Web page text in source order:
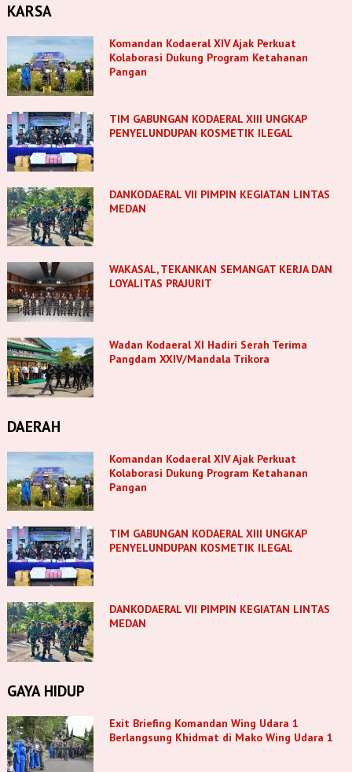
KARSA
Komandan Kodaeral XIV Ajak Perkuat
Kolaborasi Dukung Program Ketahanan
Pangan
TIM GABUNGAN KODAERAL XIII UNGKAP
PENYELUNDUPAN KOSMETIK ILEGAL
DANKODAERAL VII PIMPIN KEGIATAN LINTAS
MEDAN
WAKASAL, TEKANKAN SEMANGAT KERJA DAN
LOYALITAS PRAJURIT
Wadan Kodaeral XI Hadiri Serah Terima
Pangdam XXIV/Mandala Trikora
DAERAH
Komandan Kodaeral XIV Ajak Perkuat
Kolaborasi Dukung Program Ketahanan
Pangan
TIM GABUNGAN KODAERAL XIII UNGKAP
PENYELUNDUPAN KOSMETIK ILEGAL
DANKODAERAL VII PIMPIN KEGIATAN LINTAS
MEDAN
GAYA HIDUP
Exit Briefing Komandan Wing Udara 1
Berlangsung Khidmat di Mako Wing Udara 1